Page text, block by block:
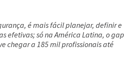
é mais fácil planejar, definir e
efetivas; só na América Latina, o gap
chegar a 185 mil profissionais até